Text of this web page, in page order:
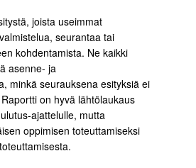
joista useimmat
seurantaa tai
kohdentamista. Ne kaikki
asenne- ja
minkä seurauksena esityksiä ei
on hyvä lähtölaukaus
ajattelulle, mutta
oppimisen toteuttamiseksi